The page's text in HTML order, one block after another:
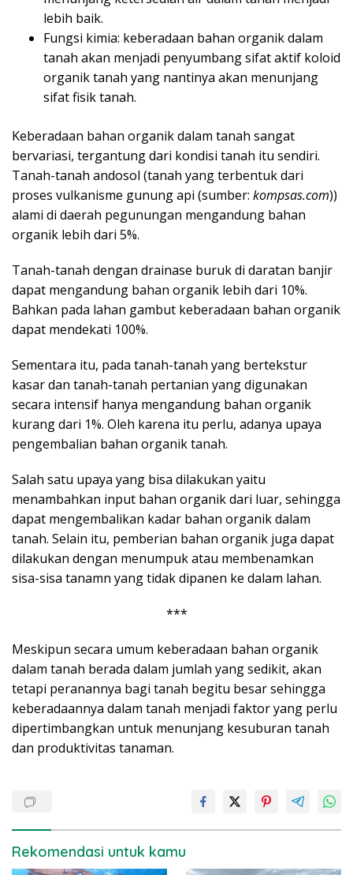
lebih baik.
Fungsi kimia: keberadaan bahan organik dalam
tanah akan menjadi penyumbang sifat aktif koloid
organik tanah yang nantinya akan menunjang
sifat fisik tanah.
Keberadaan bahan organik dalam tanah sangat
bervariasi, tergantung dari kondisi tanah itu sendiri.
Tanah-tanah andosol (tanah yang terbentuk dari
proses vulkanisme gunung api (sumber: kompsas.com))
alami di daerah pegunungan mengandung bahan
organik lebih dari 5%.
Tanah-tanah dengan drainase buruk di daratan banjir
dapat mengandung bahan organik lebih dari 10%.
Bahkan pada lahan gambut keberadaan bahan organik
dapat mendekati 100%.
Sementara itu, pada tanah-tanah yang bertekstur
kasar dan tanah-tanah pertanian yang digunakan
secara intensif hanya mengandung bahan organik
kurang dari 1%. Oleh karena itu perlu, adanya upaya
pengembalian bahan organik tanah.
Salah satu upaya yang bisa dilakukan yaitu
menambahkan input bahan organik dari luar, sehingga
dapat mengembalikan kadar bahan organik dalam
tanah. Selain itu, pemberian bahan organik juga dapat
dilakukan dengan menumpuk atau membenamkan
sisa-sisa tanamn yang tidak dipanen ke dalam lahan.
***
Meskipun secara umum keberadaan bahan organik
dalam tanah berada dalam jumlah yang sedikit, akan
tetapi peranannya bagi tanah begitu besar sehingga
keberadaannya dalam tanah menjadi faktor yang perlu
dipertimbangkan untuk menunjang kesuburan tanah
dan produktivitas tanaman.
Rekomendasi untuk kamu